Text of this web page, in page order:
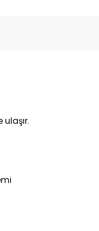
ulaşır.